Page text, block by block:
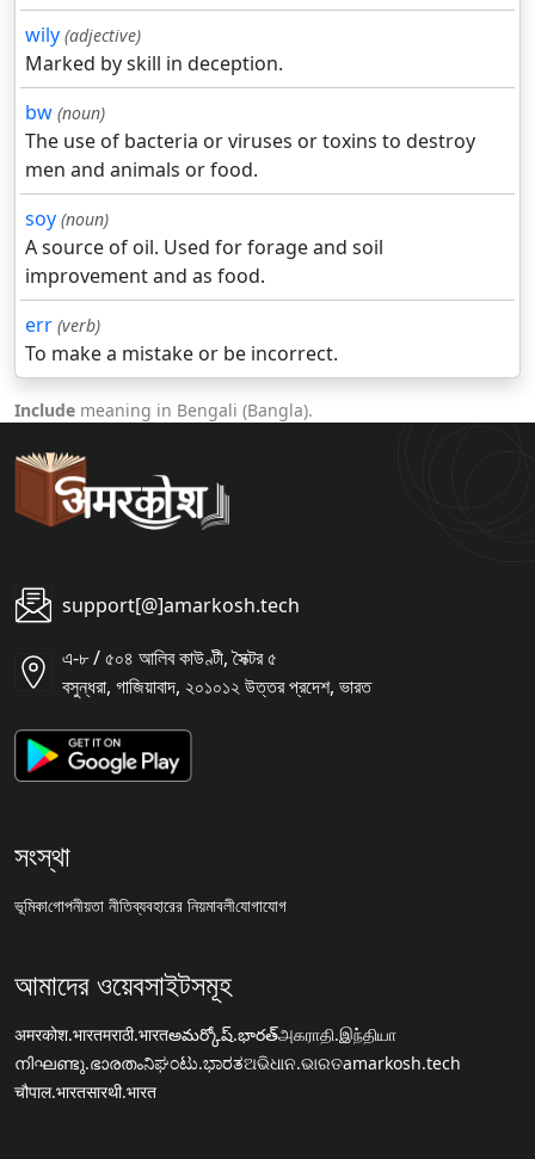
wily (adjective)
Marked by skill in deception.
bw (noun)
The use of bacteria or viruses or toxins to destroy
men and animals or food.
soy (noun)
A source of oil. Used for forage and soil
improvement and as food.
err (verb)
To make a mistake or be incorrect.
Include meaning in Bengali (Bangla).
support[@]amarkosh.tech
এ-৮ / ৫০৪ আলিব কাউণ্টী, সৈক্টর ৫
বসুন্ধরা, গাজিয়াবাদ, ২০১০১২ উত্তর প্রদেশ, ভারত
সংস্থা
ভূমিকাগোপনীয়তা নীতিব্যবহারের নিয়মাবলীযোগাযোগ
আমাদের ওয়েবসাইটসমূহ
अमरकोश.भारतमराठी.भारतఅమర్కోష్.భారత్அகராதி.இந்தியா
നിഘണ്ടു.ഭാരതംನಿಘಂಟು.ಭಾರತଅଭିଧାନ.ଭାରତamarkosh.tech
चौपाल.भारतसारथी.भारत